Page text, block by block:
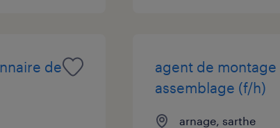
de
agent de montage
assemblage (f/h)
arnage, sarthe